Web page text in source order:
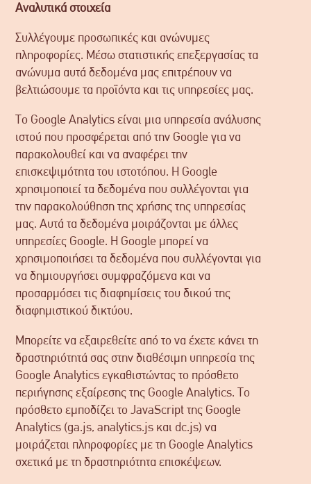
Αναλυτικά στοιχεία
Συλλέγουμε προσωπικές και ανώνυμες
πληροφορίες. Μέσω στατιστικής επεξεργασίας τα
ανώνυμα αυτά δεδομένα μας επιτρέπουν να
βελτιώσουμε τα προϊόντα και τις υπηρεσίες μας.
Το Google Analytics είναι μια υπηρεσία ανάλυσης
ιστού που προσφέρεται από την Google για να
παρακολουθεί και να αναφέρει την
επισκεψιμότητα του ιστοτόπου. Η Google
χρησιμοποιεί τα δεδομένα που συλλέγονται για
την παρακολούθηση της χρήσης της υπηρεσίας
μας. Αυτά τα δεδομένα μοιράζονται με άλλες
υπηρεσίες Google. Η Google μπορεί να
χρησιμοποιήσει τα δεδομένα που συλλέγονται για
να δημιουργήσει συμφραζόμενα και να
προσαρμόσει τις διαφημίσεις του δικού της
διαφημιστικού δικτύου.
Μπορείτε να εξαιρεθείτε από το να έχετε κάνει τη
δραστηριότητά σας στην διαθέσιμη υπηρεσία της
Google Analytics εγκαθιστώντας το πρόσθετο
περιήγησης εξαίρεσης της Google Analytics. Το
πρόσθετο εμποδίζει το JavaScript της Google
Analytics (ga.js, analytics.js και dc.js) να
μοιράζεται πληροφορίες με τη Google Analytics
σχετικά με τη δραστηριότητα επισκέψεων.